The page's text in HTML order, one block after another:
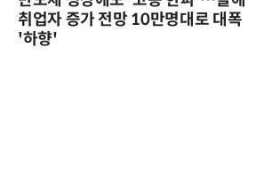
취업자 증가 전망 10만명대로 대폭
'하향'